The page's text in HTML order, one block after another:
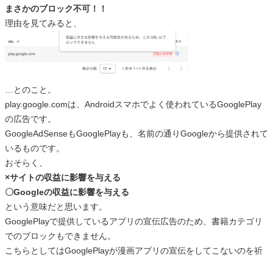
まさかのブロック不可！！
理由を見てみると、
…とのこと。
play.google.comは、Androidスマホでよく使われているGooglePlay
の広告です。
GoogleAdSenseもGooglePlayも、名前の通りGoogleから提供されて
いるものです。
おそらく、
×サイトの収益に影響を与える
〇Googleの収益に影響を与える
という意味だと思います。
GooglePlayで提供しているアプリの宣伝広告のため、書籍カテゴリ
でのブロックもできません。
こちらとしてはGooglePlayが漫画アプリの宣伝をしてこないのを祈